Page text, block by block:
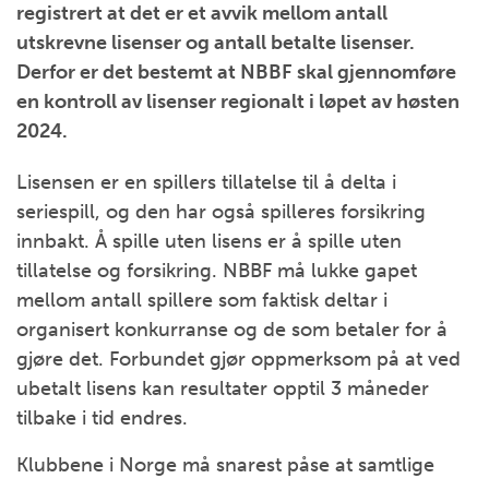
registrert at det er et avvik mellom antall
utskrevne lisenser og antall betalte lisenser.
Derfor er det bestemt at NBBF skal gjennomføre
en kontroll av lisenser regionalt i løpet av høsten
2024.
Lisensen er en spillers tillatelse til å delta i
seriespill, og den har også spilleres forsikring
innbakt. Å spille uten lisens er å spille uten
tillatelse og forsikring. NBBF må lukke gapet
mellom antall spillere som faktisk deltar i
organisert konkurranse og de som betaler for å
gjøre det. Forbundet gjør oppmerksom på at ved
ubetalt lisens kan resultater opptil 3 måneder
tilbake i tid endres.
Klubbene i Norge må snarest påse at samtlige